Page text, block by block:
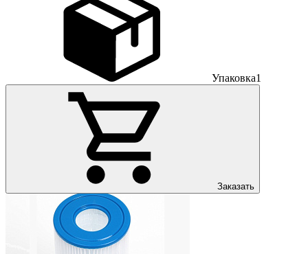
Упаковка1
Заказать